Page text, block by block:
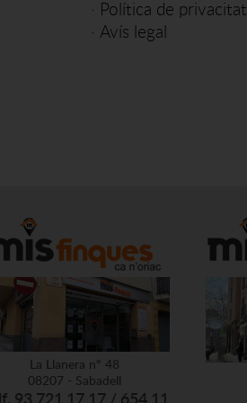
· Política de privacitat
· Avís legal
La Llanera nº 48
08207 - Sabadell
93 721 17 17 / 654 11